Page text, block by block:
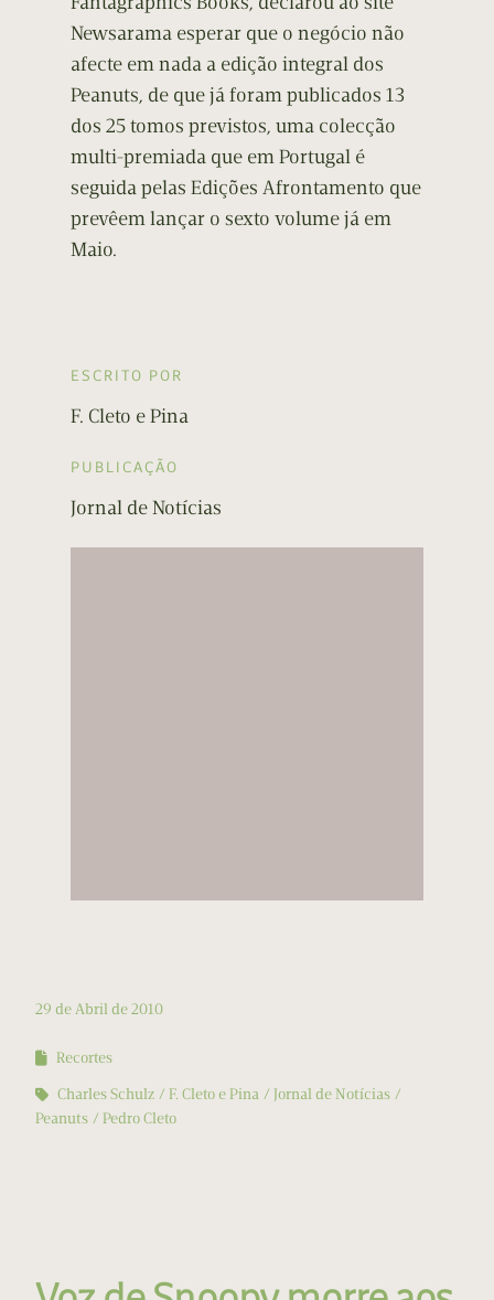
Newsarama esperar que o negócio não
afecte em nada a edição integral dos
Peanuts, de que já foram publicados 13
dos 25 tomos previstos, uma colecção
multi-premiada que em Portugal é
seguida pelas Edições Afrontamento que
prevêem lançar o sexto volume já em
Maio.
ESCRITO POR
F. Cleto e Pina
PUBLICAÇÃO
Jornal de Notícias
29 de Abril de 2010
Recortes
Charles Schulz
F. Cleto e Pina
Jornal de Notícias
Peanuts
Pedro Cleto